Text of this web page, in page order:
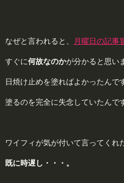
なぜと言われると、 月曜日の記事
すぐに何故なのかが分かると思い
日焼け止めを塗ればよかったんで
塗るのを完全に失念していたんで
ワイフィが気が付いて言ってくれ
既に時遅し・・・。